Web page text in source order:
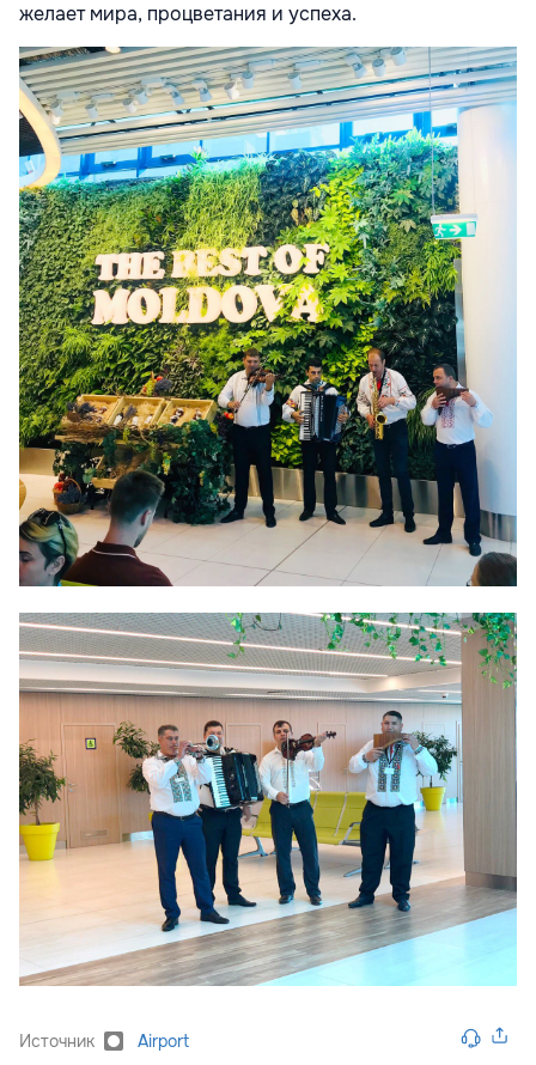
желает мира, процветания и успеха.
Источник Airport